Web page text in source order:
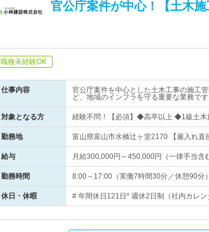
官公庁案件が中心！【土木
職種未経験OK
仕事内容
官公庁案件を中心とした土木工事の施工
ど、地域のインフラを守る重要な業務です
対象となる方 経験不問！【必須】◆高卒以上 ◆1級土木
勤務地 富山県富山市水橋辻ヶ堂2170 【雇入れ
給与 月給300,000円～450,000円（一律手当含
勤務時間 8:00～17:00（実働7時間30分／休憩90分
休日・休暇 # 年間休日121日* 週休2日制（社内カレ